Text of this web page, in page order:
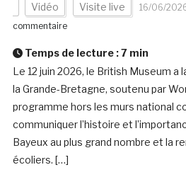
Vidéo Visite live 16/06/
commentaire
Temps de lecture :7 min
Le 12 juin 2026, le British Museum a
la Grande-Bretagne, soutenu par
programme hors les murs national
communiquer l’histoire et
Bayeux au plus grand nombre et la
écoliers. […]